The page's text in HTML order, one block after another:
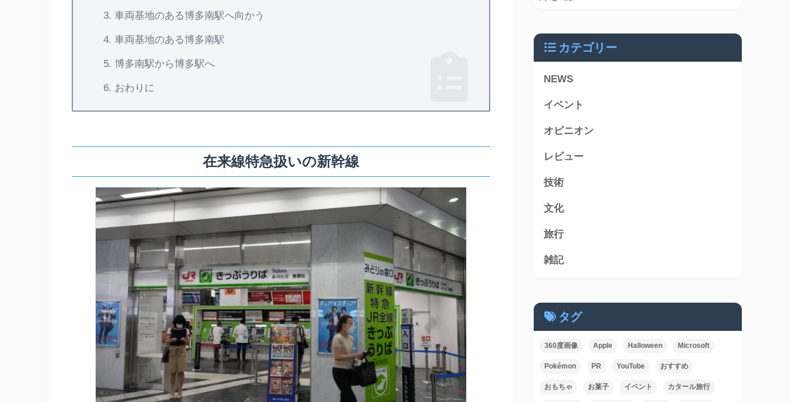
車両基地のある博多南駅へ向かう
車両基地のある博多南駅
博多南駅から博多駅へ
おわりに
在来線特急扱いの新幹線
カテゴリー
NEWS
イベント
オピニオン
レビュー
技術
文化
旅行
雑記
タグ
360度画像 Apple Halloween Microsoft
Pokémon PR YouTube おすすめ
おもちゃ お菓子 イベント カタール旅行